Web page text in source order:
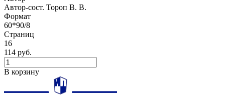
Автор-сост. Тороп В. В.
Формат
60*90/8
Страниц
16
114 руб.
В корзину